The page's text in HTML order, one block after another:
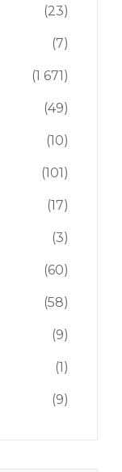
(23)
(7)
(1 671)
(49)
(10)
(101)
(17)
(3)
(60)
(58)
(9)
(1)
(9)